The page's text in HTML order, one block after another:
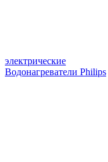
электрические
Водонагреватели Philips